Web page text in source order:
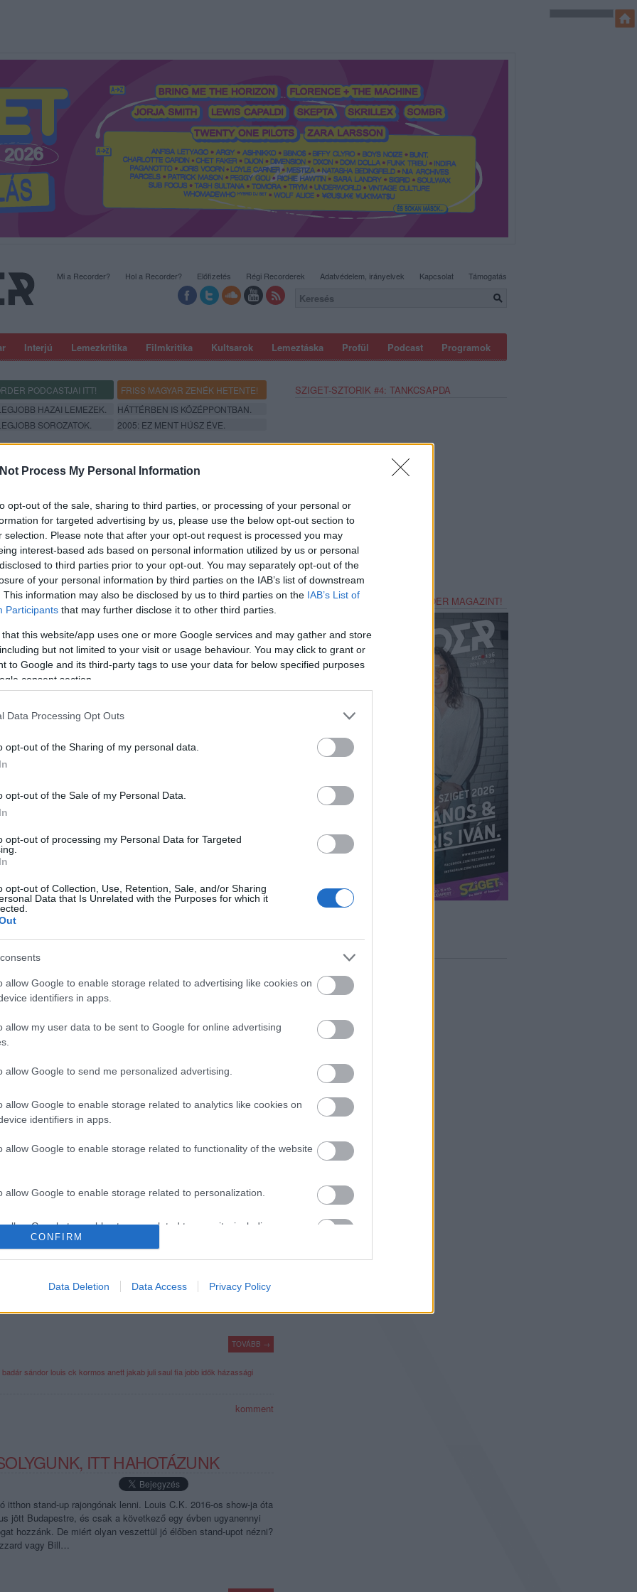
Process My Personal Information
opt-out of the sale, sharing to third parties, or processing of your personal or
for targeted advertising by us, please use the below opt-out section to
selection. Please note that after your opt-out request is processed you may
interest-based ads based on personal information utilized by us or personal
to third parties prior to your opt-out. You may separately opt-out of the
of your personal information by third parties on the IAB’s list of downstream
This information may also be disclosed by us to third parties on the IAB’s List of
Participants that may further disclose it to other third parties.
that this website/app uses one or more Google services and may gather and store
but not limited to your visit or usage behaviour. You may click to grant or
to Google and its third-party tags to use your data for below specified purposes
consent section.
Data Processing Opt Outs
opt-out of the Sharing of my personal data.
opt-out of the Sale of my Personal Data.
opt-out of processing my Personal Data for Targeted
opt-out of Collection, Use, Retention, Sale, and/or Sharing
Data that Is Unrelated with the Purposes for which it
allow Google to enable storage related to advertising like cookies on
identifiers in apps.
allow my user data to be sent to Google for online advertising
allow Google to send me personalized advertising.
allow Google to enable storage related to analytics like cookies on
identifiers in apps.
allow Google to enable storage related to functionality of the website
allow Google to enable storage related to personalization.
allow Google to enable storage related to security, including
functionality and fraud prevention, and other user protection.
CONFIRM
Data Deletion Data Access Privacy Policy
Interjú Lemezkritika Filmkritika Kultsarok Lemeztáska Profül Podcast Programok
Mi a Recorder? Hol a Recorder? Előfizetés Régi Recorderek Adatvédelem, irányelvek Kapcsolat Támogatás
PODCASTJAI ITT!
FRISS MAGYAR ZENÉK HETENTE!
HAZAI LEMEZEK.
HÁTTÉRBEN IS KÖZÉPPONTBAN.
SOROZATOK. 2005: EZ MENT HÚSZ ÉVE.
MIKE BIRBIGLIA, A NEM CSAK
ha csak simán jók a poénok. Ha azonban valaki igazán
kicsit feszegetnie kell a műfaj határait. Mike Birbiglia már csak
tartozik, mert a privát életét feldolgozó önálló estjeit gond
TOVÁBB →
komment
- JERROD CARMICHAEL
azon sopánkodnak, hogy már semmivel sem lehet
személyességet a polgárpukkasztás helyett. Jerrod Carmichael
az HBO Maxra áprilisban…
hbo max rec096rothaniel
komment
- KORMOS ANETT-INTERJÚ
egyik legismertebb stand-up komikusával beszélgettünk a
és csúfos lebőgésekről, a szabadságról és a kötelékekről, a Saul
ről, valamint…
TOVÁBB →
badár sándor louis ck kormos anett jakab julisaul fia jobb idők házassági
komment
ITT HAHOTÁZUNK
itthon stand-up rajongónak lenni. Louis C.K. 2016-os show-ja óta
jött Budapestre, és csak a következő egy évben ugyanennyi
hozzánk. De miért olyan veszettül jó élőben stand-upot nézni?
vagy Bill…
SZIGET-SZTORIK #4: TANKCSAPDA
SZEREZZ MAGADNAK RECORDER MAGAZINT!